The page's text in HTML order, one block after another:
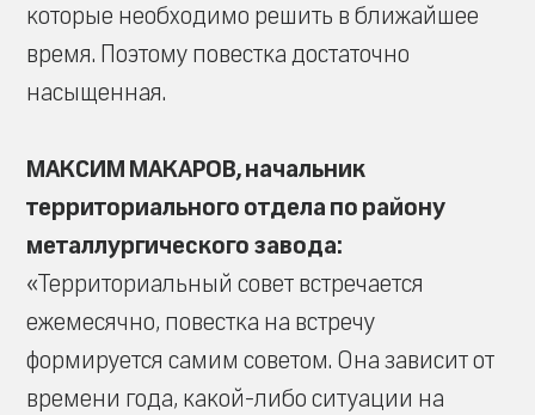
которые необходимо решить в ближайшее
время. Поэтому повестка достаточно
насыщенная.
МАКСИМ МАКАРОВ, начальник
территориального отдела по району
металлургического завода:
«Территориальный совет встречается
ежемесячно, повестка на встречу
формируется самим советом. Она зависит от
времени года, какой-либо ситуации на